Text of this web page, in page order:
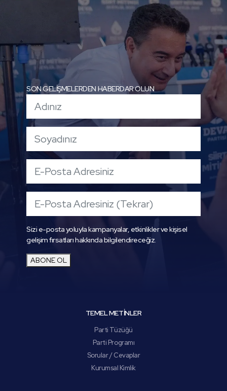
SON GELİŞMELERDEN HABERDAR OLUN
Sizi e-posta yoluyla kampanyalar, etkinlikler ve kişisel
gelişim fırsatları hakkında bilgilendireceğiz.
ABONE OL
TEMEL METİNLER
Parti Tüzüğü
Parti Programı
Sorular / Cevaplar
Kurumsal Kimlik